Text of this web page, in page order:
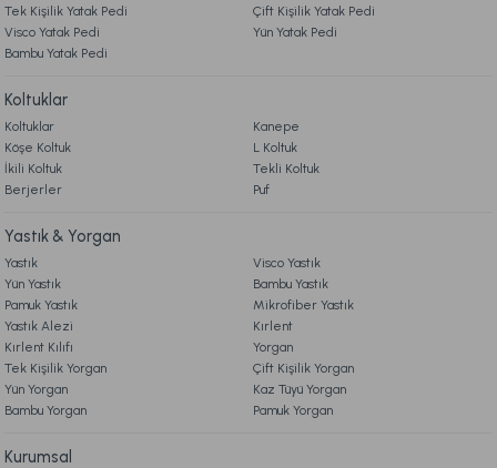
Hediye Seti Standart
1.599,00 TL
Ücretsiz Kargo
Naturel Hand Made At Kılı Yatak Pedi 200 x 200 cm
47.990,00 TL
Tek Kişilik Yatak Pedi
Çift Kişilik Yatak Pedi
Visco Yatak Pedi
Yün Yatak Pedi
Bambu Yatak Pedi
Koltuklar
Koltuklar
Kanepe
Köşe Koltuk
L Koltuk
İkili Koltuk
Tekli Koltuk
Berjerler
Puf
Yastık & Yorgan
Yastık
Visco Yastık
Yün Yastık
Bambu Yastık
Pamuk Yastık
Mikrofiber Yastık
Yastık Alezi
Kırlent
Kırlent Kılıfı
Yorgan
Tek Kişilik Yorgan
Çift Kişilik Yorgan
Yün Yorgan
Kaz Tüyü Yorgan
Bambu Yorgan
Pamuk Yorgan
Kurumsal